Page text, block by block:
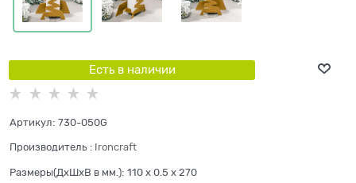
Есть в наличии
Артикул: 730-050G
Производитель : Ironcraft
Размеры(ДхШхВ в мм.): 110 x 0.5 x 270